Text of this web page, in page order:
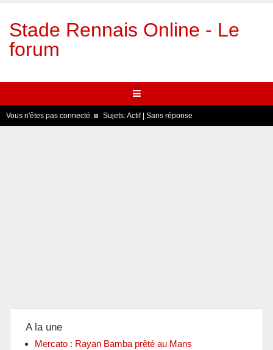
Stade Rennais Online - Le
forum
Vous n'êtes pas connecté. Sujets:Actif| Sans réponse
A la une
Mercato : Rayan Bamba prêté au Mans